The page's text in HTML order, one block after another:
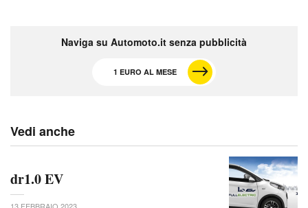
Naviga su Automoto.it senza pubblicità
1 EURO AL MESE
Vedi anche
dr1.0 EV